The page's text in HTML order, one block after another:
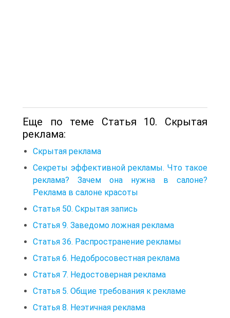
Еще по теме Статья 10. Скрытая
реклама:
Скрытая реклама
Секреты эффективной рекламы. Что такое
реклама? Зачем она нужна в салоне?
Реклама в салоне красоты
Статья 50. Скрытая запись
Статья 9. Заведомо ложная реклама
Статья 36. Распространение рекламы
Статья 6. Недобросовестная реклама
Статья 7. Недостоверная реклама
Статья 5. Общие требования к рекламе
Статья 8. Неэтичная реклама